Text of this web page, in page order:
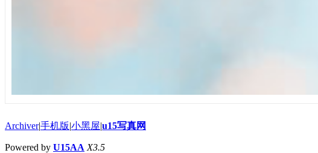
Archiver|手机版|小黑屋|u15写真网
Powered by U15AA X3.5